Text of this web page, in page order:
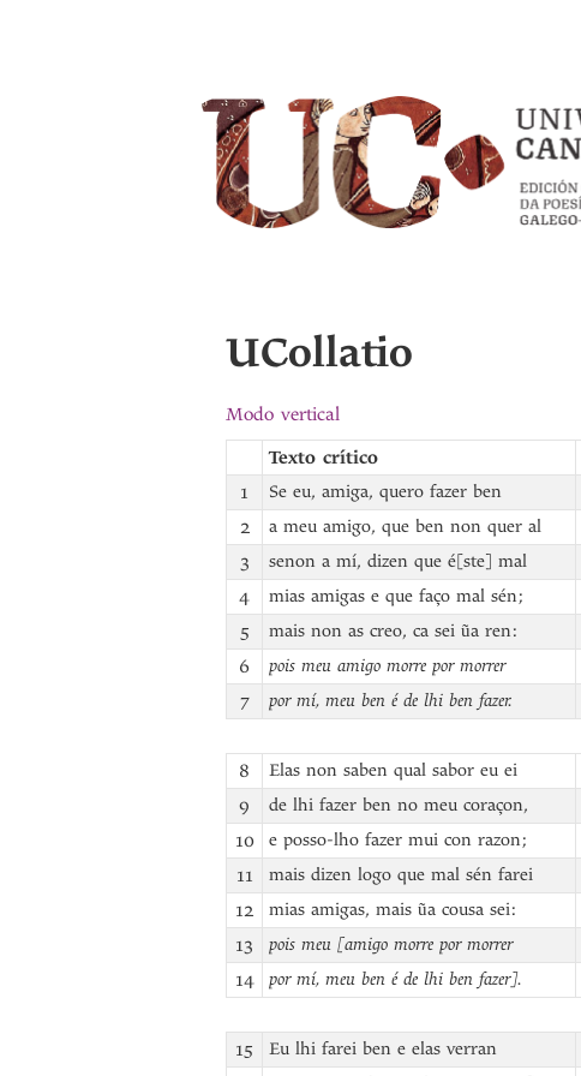
UCollatio
Modo vertical
Texto crítico
1
Se eu, amiga, quero fazer ben
2 a meu amigo, que ben non quer al
3 senon a mí, dizen que é[ste] mal
4 mias amigas e que faço mal sén;
5 mais non as creo, ca sei ũa ren:
6 pois meu amigo morre por morrer
7 por mí, meu ben é de lhi ben fazer.
8 Elas non saben qual sabor eu ei
9 de lhi fazer ben no meu coraçon,
10 e posso-lho fazer mui con razon;
11 mais dizen logo que mal sén farei
12 mias amigas, mais ũa cousa sei:
13 pois meu [amigo morre por morrer
14 por mí, meu ben é de lhi ben fazer].
15 Eu lhi farei ben e elas verran